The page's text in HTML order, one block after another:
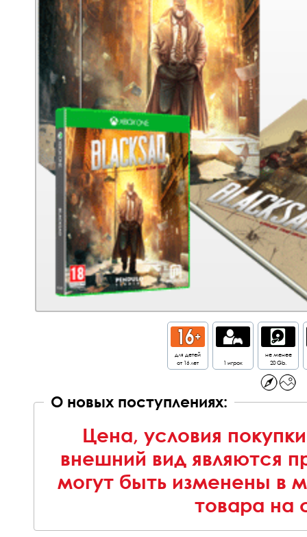
для детей
от 16 лет
1 игрок
не менее
20 Gb.
О новых поступлениях:
Цена, условия
внешний вид являются
могут быть изменены в
товара на